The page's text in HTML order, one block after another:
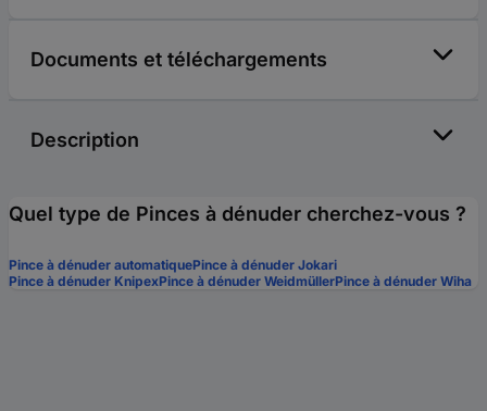
Documents et téléchargements
Description
Quel type de Pinces à dénuder cherchez-vous ?
Pince à dénuder automatiquePince à dénuder Jokari
Pince à dénuder KnipexPince à dénuder WeidmüllerPince à dénuder Wiha